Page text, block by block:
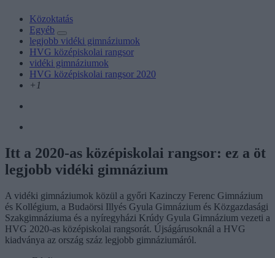
Közoktatás
Egyéb
legjobb vidéki gimnáziumok
HVG középiskolai rangsor
vidéki gimnáziumok
HVG középiskolai rangsor 2020
+1
Itt a 2020-as középiskolai rangsor: ez a öt
legjobb vidéki gimnázium
A vidéki gimnáziumok közül a győri Kazinczy Ferenc Gimnázium
és Kollégium, a Budaörsi Illyés Gyula Gimnázium és Közgazdasági
Szakgimnáziuma és a nyíregyházi Krúdy Gyula Gimnázium vezeti a
HVG 2020-as középiskolai rangsorát. Újságárusoknál a HVG
kiadványa az ország száz legjobb gimnáziumáról.